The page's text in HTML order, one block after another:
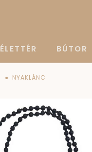
ÉLETTÉR BÚTOR
NYAKLÁNC